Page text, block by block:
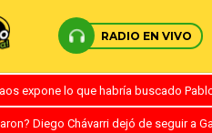
RADIO EN VIVO
expone lo que habría buscado
Diego Chávarri dejó de seguir a